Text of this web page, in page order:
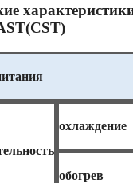
охлаждение
обогрев